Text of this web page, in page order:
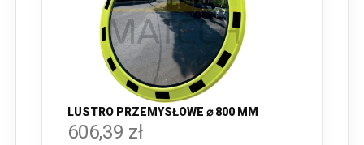
LUSTRO PRZEMYSŁOWE ⌀ 800 MM
606,39 zł